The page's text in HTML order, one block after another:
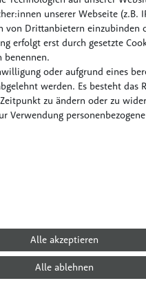
unserer Webseite (z.B.
von Drittanbietern einzubinden
erfolgt erst durch gesetzte
benennen.
oder aufgrund eines
werden. Es besteht das
zu ändern oder zu
Verwendung
Alle akzeptieren
Alle ablehnen